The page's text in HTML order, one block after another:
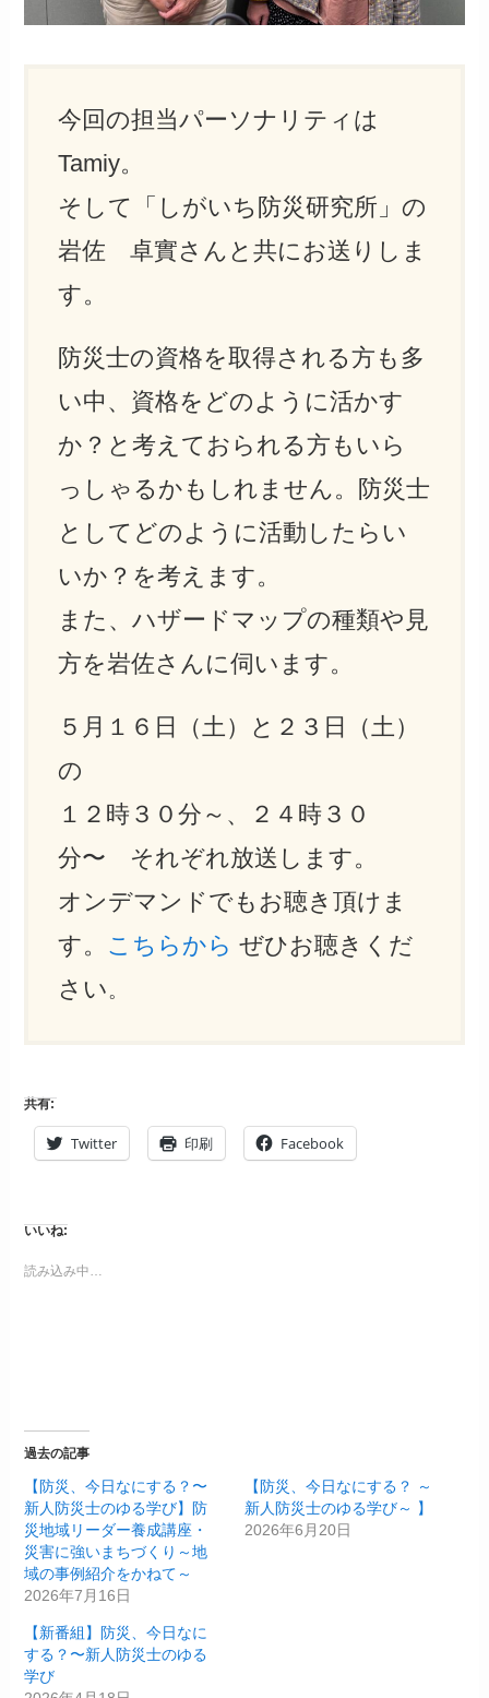
今回の担当パーソナリティは
Tamiy。
そして「しがいち防災研究所」の
岩佐 卓實さんと共にお送りしま
す。
防災士の資格を取得される方も多
い中、資格をどのように活かす
か？と考えておられる方もいら
っしゃるかもしれません。防災士
としてどのように活動したらい
いか？を考えます。
また、ハザードマップの種類や見
方を岩佐さんに伺います。
５月１６日（土）と２３日（土）
の
１２時３０分～、２４時３０
分〜 それぞれ放送します。
オンデマンドでもお聴き頂けま
す。 こちらからぜひお聴きくだ
さい 。
共有:
Twitter 印刷 Facebook
いいね:
読み込み中…
過去の記事
【防災、今日なにする？〜
新人防災士のゆる学び】防
災地域リーダー養成講座・
災害に強いまちづくり～地
域の事例紹介をかねて～
2026年7月16日
【防災、今日なにする？ ～
新人防災士のゆる学び～ 】
2026年6月20日
【新番組】防災、今日なに
する？〜新人防災士のゆる
学び